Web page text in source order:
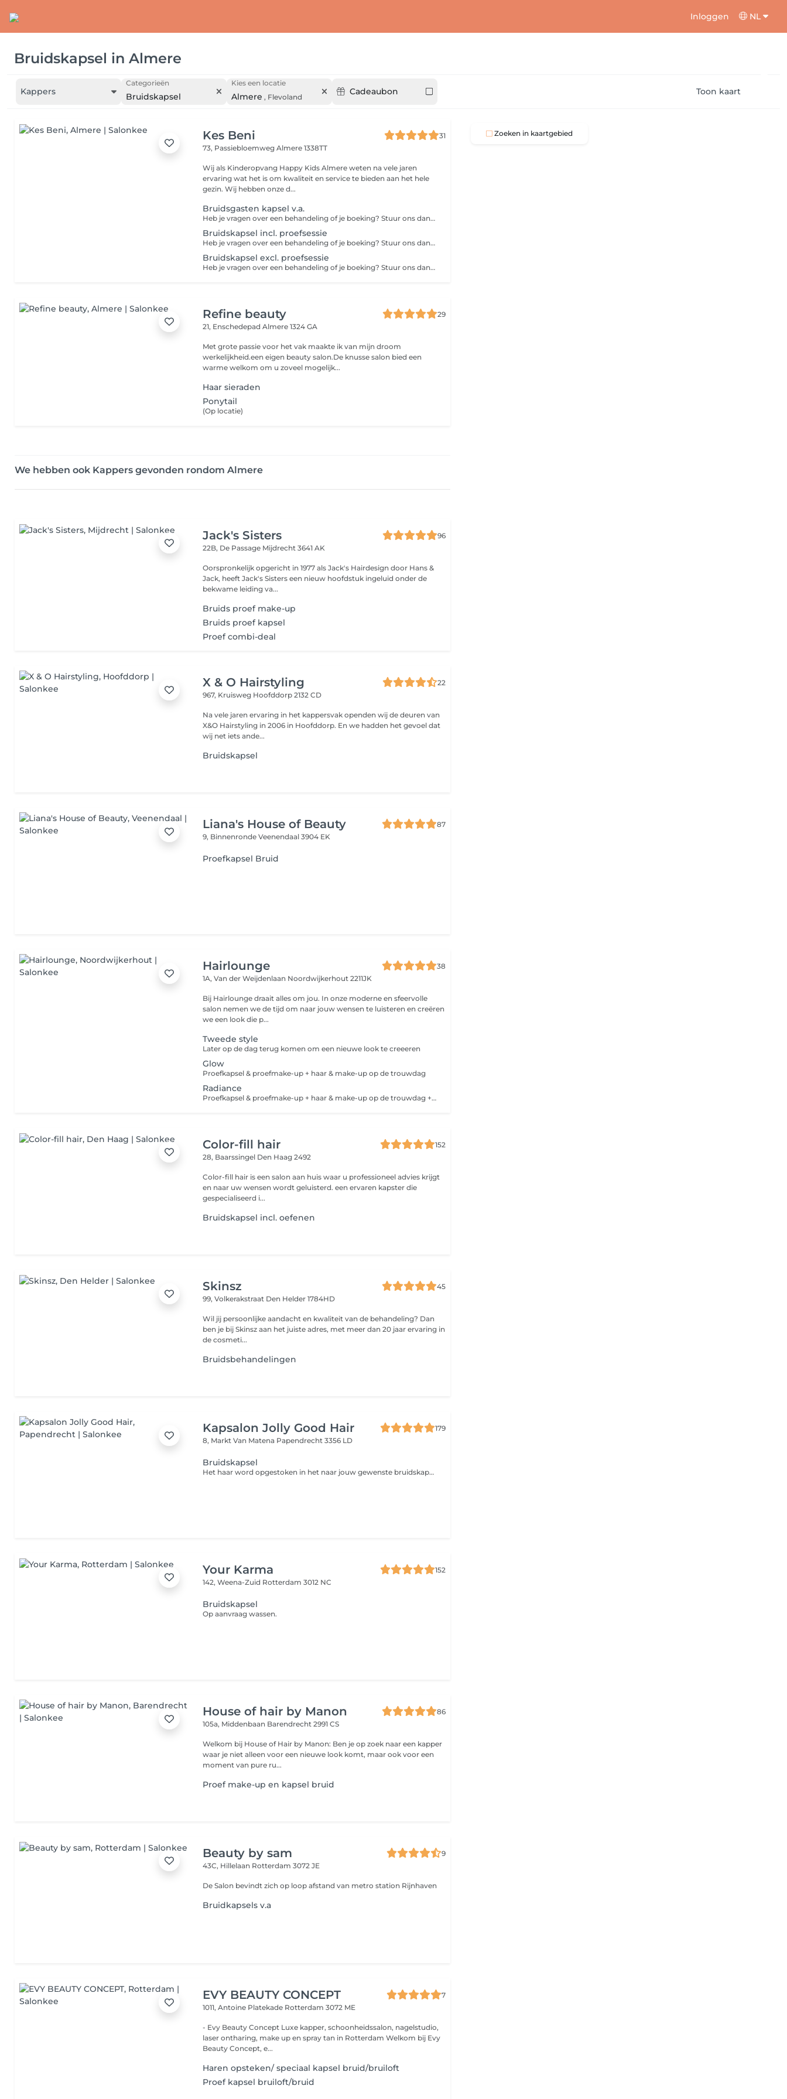
Inloggen NL
Bruidskapsel in Almere
Kappers
Categorieën
Bruidskapsel
Kies een locatie
Almere , Flevoland
Cadeaubon Toon kaart
Kes Beni
31
73, PassiebloemwegAlmere 1338TT
Wij als Kinderopvang Happy Kids Almere weten na vele jaren
ervaring wat het is om kwaliteit en service te bieden aan het hele
gezin. Wij hebben onze d...
Bruidsgasten kapsel v.a.
Heb je vragen over een behandeling of je boeking? Stuur ons dan even een WhatsApp-bericht. Zo kunnen we je snel en persoonlijk helpen.
Bruidskapsel incl. proefsessie
Heb je vragen over een behandeling of je boeking? Stuur ons dan even een WhatsApp-bericht. Zo kunnen we je snel en persoonlijk helpen.
Bruidskapsel excl. proefsessie
Heb je vragen over een behandeling of je boeking? Stuur ons dan even een WhatsApp-bericht. Zo kunnen we je snel en persoonlijk helpen.
Refine beauty
29
21, EnschedepadAlmere 1324 GA
Met grote passie voor het vak maakte ik van mijn droom
werkelijkheid.een eigen beauty salon.De knusse salon bied een
warme welkom om u zoveel mogelijk...
Haar sieraden
Ponytail
(Op locatie)
We hebben ook Kappers gevonden rondom Almere
Jack's Sisters
96
22B, De Passage Mijdrecht 3641 AK
Oorspronkelijk opgericht in 1977 als Jack's Hairdesign door Hans &
Jack, heeft Jack's Sisters een nieuw hoofdstuk ingeluid onder de
bekwame leiding va...
Bruids proef make-up
Bruids proef kapsel
Proef combi-deal
X & O Hairstyling
22
967, Kruisweg Hoofddorp 2132 CD
Na vele jaren ervaring in het kappersvak openden wij de deuren van
X&O Hairstyling in 2006 in Hoofddorp. En we hadden het gevoel dat
wij net iets ande...
Bruidskapsel
Liana's House of Beauty
87
9, BinnenrondeVeenendaal 3904 EK
Proefkapsel Bruid
Hairlounge
38
1A, Van der Weijdenlaan Noordwijkerhout 2211JK
Bij Hairlounge draait alles om jou. In onze moderne en sfeervolle
salon nemen we de tijd om naar jouw wensen te luisteren en creëren
we een look die p...
Tweede style
Later op de dag terug komen om een nieuwe look te creeeren
Glow
Proefkapsel & proefmake-up + haar & make-up op de trouwdag
Radiance
Proefkapsel & proefmake-up + haar & make-up op de trouwdag + 1 bruidsgast
Color-fill hair
152
28, Baarssingel Den Haag 2492
Color-fill hair is een salon aan huis waar u professioneel advies krijgt
en naar uw wensen wordt geluisterd. een ervaren kapster die
gespecialiseerd i...
Bruidskapsel incl. oefenen
Skinsz
45
99, Volkerakstraat Den Helder 1784HD
Wil jij persoonlijke aandacht en kwaliteit van de behandeling? Dan
ben je bij Skinsz aan het juiste adres, met meer dan 20 jaar ervaring in
de cosmeti...
Bruidsbehandelingen
Kapsalon Jolly Good Hair
179
8, Markt Van Matena Papendrecht 3356 LD
Bruidskapsel
Het haar word opgestoken in het naar jouw gewenste bruidskapsel dit is incl wassen /drogen /krullen /versteviging/lak. exclusief speldjes
Your Karma
152
142, Weena-Zuid Rotterdam 3012 NC
Bruidskapsel
Op aanvraag wassen.
House of hair by Manon
86
105a, Middenbaan Barendrecht 2991 CS
Welkom bij House of Hair by Manon: Ben je op zoek naar een kapper
waar je niet alleen voor een nieuwe look komt, maar ook voor een
moment van pure ru...
Proef make-up en kapsel bruid
Beauty by sam
9
43C, Hillelaan Rotterdam 3072 JE
De Salon bevindt zich op loop afstand van metro station Rijnhaven
Bruidkapsels v.a
EVY BEAUTY CONCEPT
7
1011, Antoine Platekade Rotterdam 3072 ME
- Evy Beauty Concept Luxe kapper, schoonheidssalon, nagelstudio,
laser ontharing, make up en spray tan in Rotterdam Welkom bij Evy
Beauty Concept, e...
Haren opsteken/ speciaal kapsel bruid/bruiloft
Proef kapsel bruiloft/bruid
Zoeken in kaartgebied